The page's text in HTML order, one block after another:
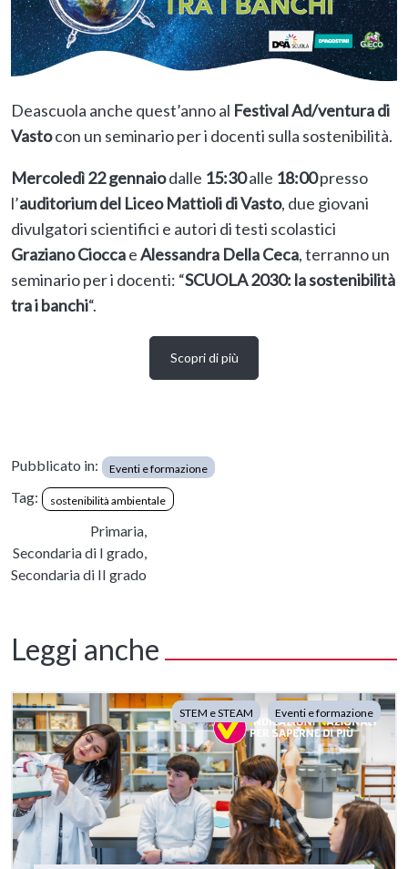
Deascuola anche quest’anno al Festival Ad/ventura di
Vastocon un seminario per i docenti sulla sostenibilità.
Mercoledì 22 gennaiodalle 15:30alle 18:00presso
l’auditorium del Liceo Mattioli di Vasto, due giovani
divulgatori scientifici e autori di testi scolastici
Graziano CioccaeAlessandra Della Ceca, terranno un
seminario per i docenti: “SCUOLA 2030: la sostenibilità
tra i banchi“.
Scopri di più
Pubblicato in: Eventi e formazione
Tag: sostenibilità ambientale
Primaria,
Secondaria di I grado,
Secondaria di II grado
Leggi anche
STEM e STEAM Eventi e formazione